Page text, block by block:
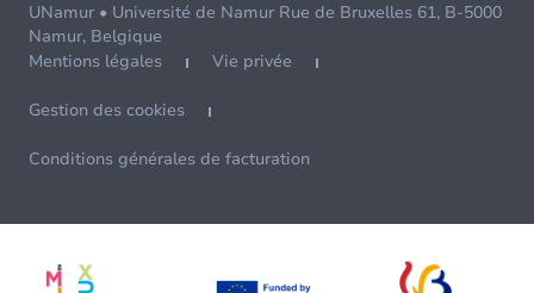
UNamur • Université de Namur Rue de Bruxelles 61, B-5000
Namur, Belgique
Mentions légales
Vie privée
Gestion des cookies
Conditions générales de facturation